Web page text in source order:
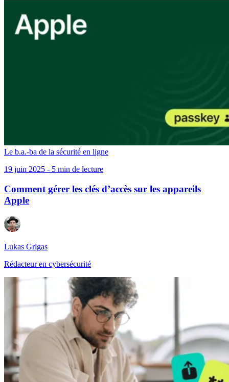
Le b.a.-ba de la sécurité en ligne
19 juin 2025 - 5 min de lecture
Comment gérer les clés d’accès sur les appareils
Apple
Lukas Grigas
Rédacteur en cybersécurité